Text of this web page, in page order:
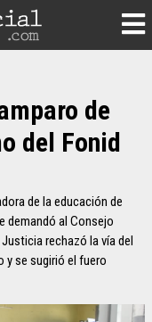
de
del Fonid
de la educación de
demandó al Consejo
rechazó la vía del
y se sugirió el fuero